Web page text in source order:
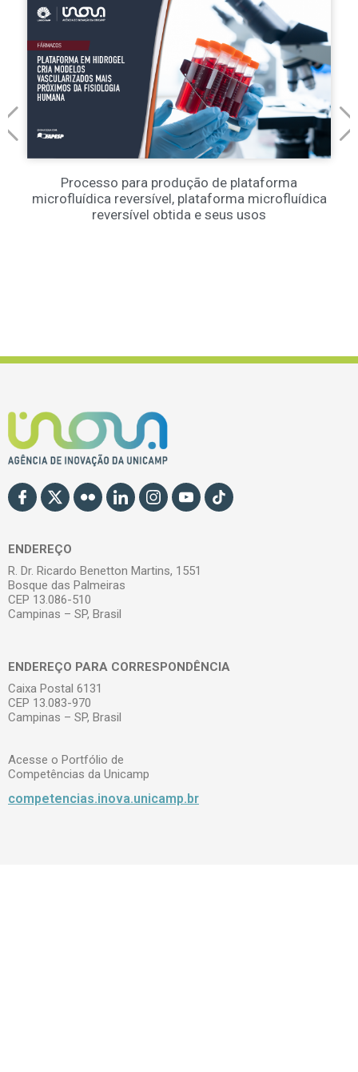
Processo para produção de plataforma
microfluídica reversível, plataforma microfluídica
reversível obtida e seus usos
ENDEREÇO
R. Dr. Ricardo Benetton Martins, 1551
Bosque das Palmeiras
CEP 13.086-510
Campinas – SP, Brasil
ENDEREÇO PARA CORRESPONDÊNCIA
Caixa Postal 6131
CEP 13.083-970
Campinas – SP, Brasil
Acesse o Portfólio de
Competências da Unicamp
competencias.inova.unicamp.br